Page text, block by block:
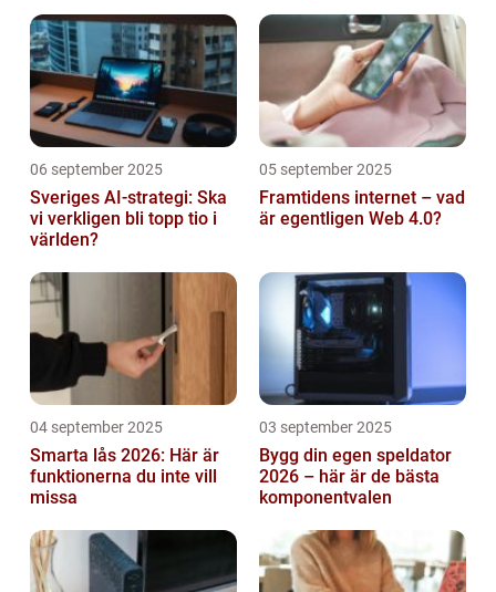
06 september 2025
Sveriges AI-strategi: Ska
vi verkligen bli topp tio i
världen?
05 september 2025
Framtidens internet – vad
är egentligen Web 4.0?
04 september 2025
Smarta lås 2026: Här är
funktionerna du inte vill
missa
03 september 2025
Bygg din egen speldator
2026 – här är de bästa
komponentvalen